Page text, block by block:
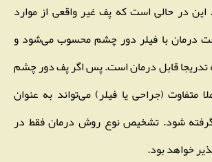
این در حالی است که پف غیر واقعی از موارد
درمان با فیلر دور چشم محسوب می‌شود و
قابل درمان است. پس اگر پف دور چشم
متفاوت (جراحی یا فیلر) می‌تواند به عنوان
شود. تشخیص نوع روش درمان فقط در
خواهد بود.